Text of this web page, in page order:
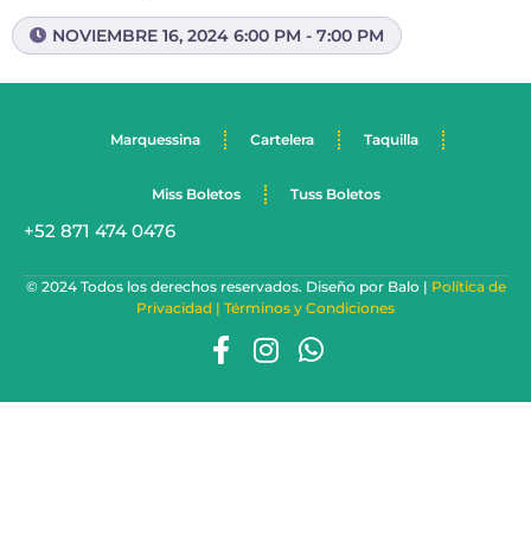
NOVIEMBRE 16, 2024 6:00 PM - 7:00 PM
Marquessina Cartelera Taquilla
Miss Boletos Tuss Boletos
+52 871 474 0476
© 2024 Todos los derechos reservados. Diseño por Balo | Política de
Privacidad | Términos y Condiciones